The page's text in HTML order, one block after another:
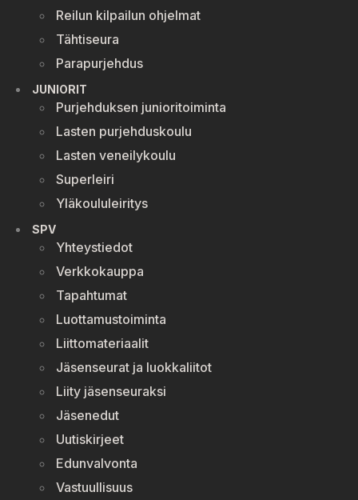
Reilun kilpailun ohjelmat
Tähtiseura
Parapurjehdus
JUNIORIT
Purjehduksen junioritoiminta
Lasten purjehduskoulu
Lasten veneilykoulu
Superleiri
Yläkoululeiritys
SPV
Yhteystiedot
Verkkokauppa
Tapahtumat
Luottamustoiminta
Liittomateriaalit
Jäsenseurat ja luokkaliitot
Liity jäsenseuraksi
Jäsenedut
Uutiskirjeet
Edunvalvonta
Vastuullisuus